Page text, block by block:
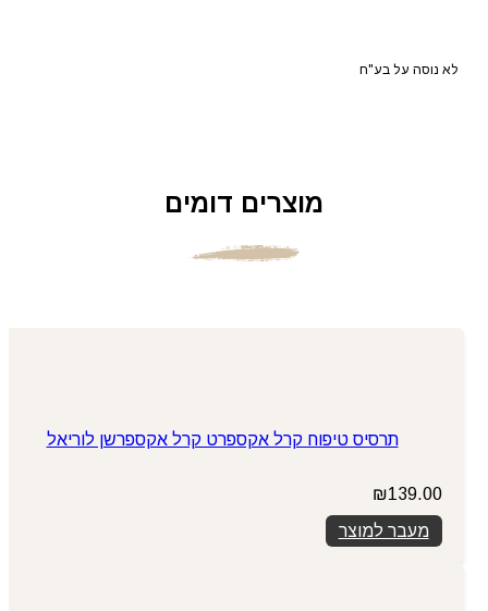
לא נוסה על בע"ח
מוצרים דומים
תרסיס טיפוח קרל אקספרט קרל אקספרשן לוריאל
₪139.00
מעבר למוצר